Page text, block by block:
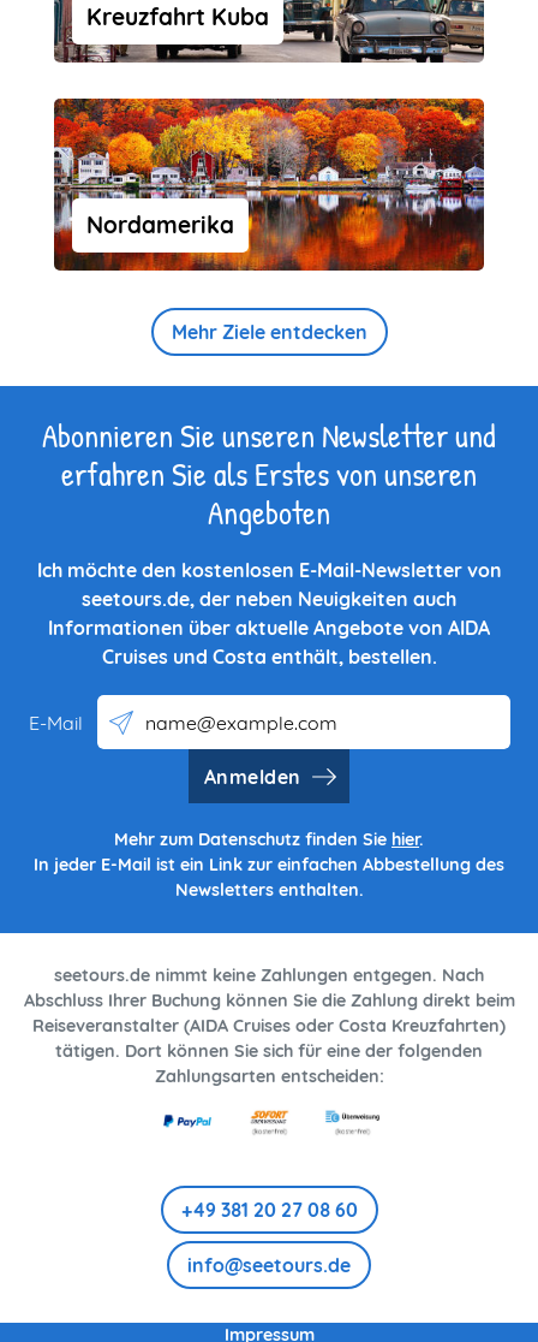
Kreuzfahrt Kuba
Nordamerika
Mehr Ziele entdecken
Abonnieren Sie unseren Newsletter und
erfahren Sie als Erstes von unseren
Angeboten
Ich möchte den kostenlosen E-Mail-Newsletter von
seetours.de, der neben Neuigkeiten auch
Informationen über aktuelle Angebote von AIDA
Cruises und Costa enthält, bestellen.
E-Mail
Anmelden
Mehr zum Datenschutz finden Sie hier.
In jeder E-Mail ist ein Link zur einfachen Abbestellung des
Newsletters enthalten.
seetours.de nimmt keine Zahlungen entgegen. Nach
Abschluss Ihrer Buchung können Sie die Zahlung direkt beim
Reiseveranstalter (AIDA Cruises oder Costa Kreuzfahrten)
tätigen. Dort können Sie sich für eine der folgenden
Zahlungsarten entscheiden:
+49 381 20 27 08 60
info@seetours.de
Impressum